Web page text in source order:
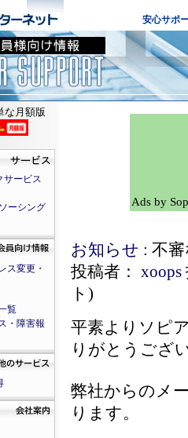
安心サポ
な月額版
サービス
ーシング
ス変更・
覧
・障害報
Ads by
お知らせ : 不
投稿者： xoops
ト )
平素よりソピ
りがとうござ
弊社からのメ
ります。